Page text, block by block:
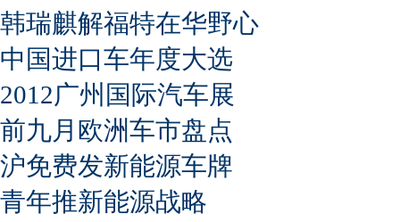
韩瑞麒解福特在华野心
中国进口车年度大选
2012广州国际汽车展
前九月欧洲车市盘点
沪免费发新能源车牌
青年推新能源战略